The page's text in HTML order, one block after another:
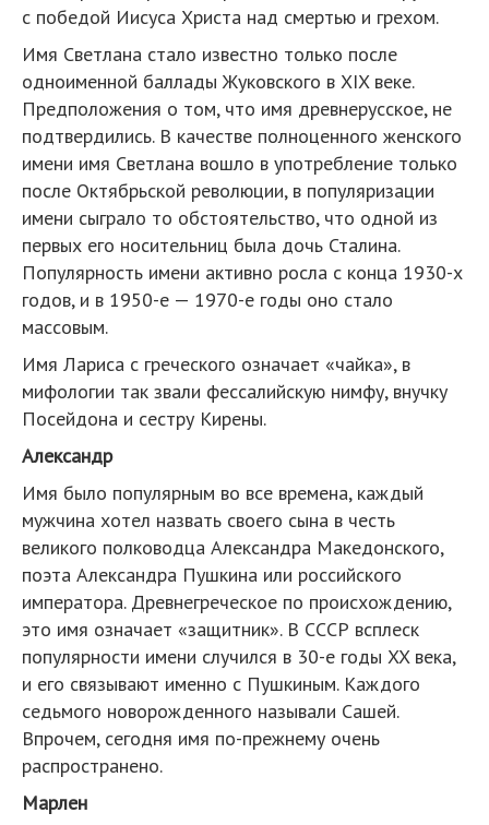
с победой Иисуса Христа над смертью и грехом.
Имя Светлана стало известно только после
одноименной баллады Жуковского в XIX веке.
Предположения о том, что имя древнерусское, не
подтвердились. В качестве полноценного женского
имени имя Светлана вошло в употребление только
после Октябрьской революции, в популяризации
имени сыграло то обстоятельство, что одной из
первых его носительниц была дочь Сталина.
Популярность имени активно росла с конца 1930-х
годов, и в 1950-е — 1970-е годы оно стало
массовым.
Имя Лариса с греческого означает «чайка», в
мифологии так звали фессалийскую нимфу, внучку
Посейдона и сестру Кирены.
Александр
Имя было популярным во все времена, каждый
мужчина хотел назвать своего сына в честь
великого полководца Александра Македонского,
поэта Александра Пушкина или российского
императора. Древнегреческое по происхождению,
это имя означает «защитник». В СССР всплеск
популярности имени случился в 30-е годы XX века,
и его связывают именно с Пушкиным. Каждого
седьмого новорожденного называли Сашей.
Впрочем, сегодня имя по-прежнему очень
распространено.
Марлен